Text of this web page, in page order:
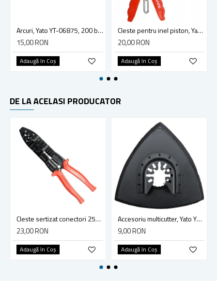
Arcuri, Yato YT-06875, 200 bucati
15,00 RON
Adaugă în Coş
Cleste pentru inel piston, Yato YT-06377, 40-100 mm
20,00 RON
Adaugă în Coş
DE LA ACELASI PRODUCATOR
Cleste sertizat conectori 250 mm lama 4mm Yato YT-2254
23,00 RON
Adaugă în Coş
Accesoriu multicutter, Yato YT-34689, sistem Yato Quick Release, slefuire, 90 mm, ceramica, abrazive
9,00 RON
Adaugă în Coş